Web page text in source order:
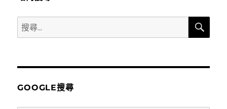
搜
尋
鍵
搜
GOOGLE搜尋